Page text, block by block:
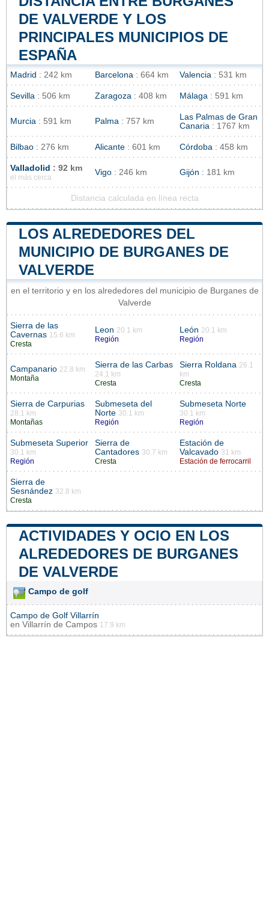
DE VALVERDE Y LOS
PRINCIPALES MUNICIPIOS DE
ESPAÑA
Madrid : 242 km Barcelona : 664 km Valencia : 531 km
Sevilla : 506 km Zaragoza : 408 km Málaga : 591 km
Murcia : 591 km Palma : 757 km
Las Palmas de Gran
Canaria : 1767 km
Bilbao : 276 km Alicante : 601 km Córdoba : 458 km
Valladolid : 92 km
el más cerca
Vigo : 246 km Gijón : 181 km
Distancia calculada en línea recta
LOS ALREDEDORES DEL
MUNICIPIO DE BURGANES DE
VALVERDE
en el territorio y en los alrededores del municipio de Burganes de
Valverde
Sierra de las
Cavernas 15.6 km
Cresta
Leon 20.1 km
Región
León 20.1 km
Región
Campanario 22.8 km
Montaña
Sierra de las Carbas
24.1 km
Cresta
Sierra Roldana 26.1
km
Cresta
Sierra de Carpurias
28.1 km
Montañas
Submeseta del
Norte 30.1 km
Región
Submeseta Norte
30.1 km
Región
Submeseta Superior
30.1 km
Región
Sierra de
Cantadores 30.7 km
Cresta
Estación de
Valcavado 31 km
Estación de ferrocarril
Sierra de
Sesnández 32.8 km
Cresta
ACTIVIDADES Y OCIO EN LOS
ALREDEDORES DE BURGANES
DE VALVERDE
Campo de golf
Campo de Golf Villarrín
en Villarrín de Campos 17.9 km